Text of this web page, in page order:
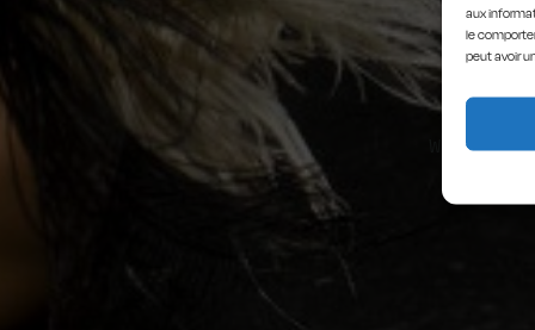
aux
le
peut avoir
Par